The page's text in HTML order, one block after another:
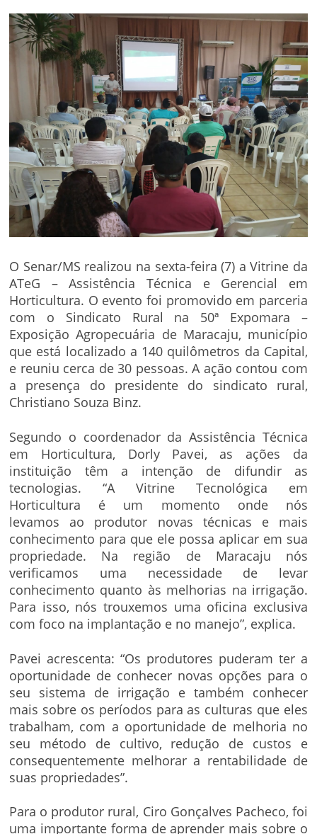
O Senar/MS realizou na sexta-feira (7) a Vitrine da
ATeG – Assistência Técnica e Gerencial em
Horticultura. O evento foi promovido em parceria
com o Sindicato Rural na 50ª Expomara –
Exposição Agropecuária de Maracaju, município
que está localizado a 140 quilômetros da Capital,
e reuniu cerca de 30 pessoas. A ação contou com
a presença do presidente do sindicato rural,
Christiano Souza Binz.
Segundo o coordenador da Assistência Técnica
em Horticultura, Dorly Pavei, as ações da
instituição têm a intenção de difundir as
tecnologias. “A Vitrine Tecnológica em
Horticultura é um momento onde nós
levamos ao produtor novas técnicas e mais
conhecimento para que ele possa aplicar em sua
propriedade. Na região de Maracaju nós
verificamos uma necessidade de levar
conhecimento quanto às melhorias na irrigação.
Para isso, nós trouxemos uma oficina exclusiva
com foco na implantação e no manejo”, explica.
Pavei acrescenta: “Os produtores puderam ter a
oportunidade de conhecer novas opções para o
seu sistema de irrigação e também conhecer
mais sobre os períodos para as culturas que eles
trabalham, com a oportunidade de melhoria no
seu método de cultivo, redução de custos e
consequentemente melhorar a rentabilidade de
suas propriedades”.
Para o produtor rural, Ciro Gonçalves Pacheco, foi
uma importante forma de aprender mais sobre o